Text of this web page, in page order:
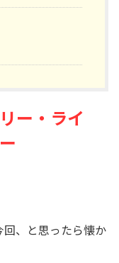
ー・ライ
、と思ったら懐か